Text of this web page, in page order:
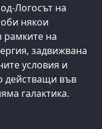
Логосът на
някои
рамките на
задвижвана
условия и
действащи във
галактика.